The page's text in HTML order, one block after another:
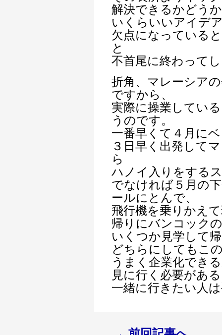
解決できるかどう
いくらいいアイデ
欠点になっている
と
不首尾に終わって
折角、マレーシア
ですから、
実際に操業してい
うのです。
一番早くて４月に
３日早く出発して
ら
ハノイ入りをする
でなければ５月の
ールにとんで、
飛行機を乗りかえ
帰りにバンコック
いくつか見学して
どちらにしてもこ
うまく企業化でき
見に行く必要があ
一緒に行きたい人